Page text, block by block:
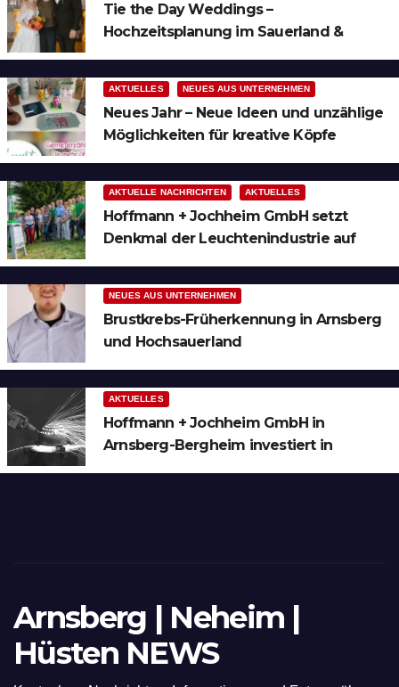
Tie the Day Weddings –
Hochzeitsplanung im Sauerland &
AKTUELLES NEUES AUS UNTERNEHMEN
Neues Jahr – Neue Ideen und unzählige
Möglichkeiten für kreative Köpfe
AKTUELLE NACHRICHTEN AKTUELLES
Hoffmann + Jochheim GmbH setzt
Denkmal der Leuchtenindustrie auf
NEUES AUS UNTERNEHMEN
Brustkrebs-Früherkennung in Arnsberg
und Hochsauerland
AKTUELLES
Hoffmann + Jochheim GmbH in
Arnsberg-Bergheim investiert in
Arnsberg | Neheim |
Hüsten NEWS